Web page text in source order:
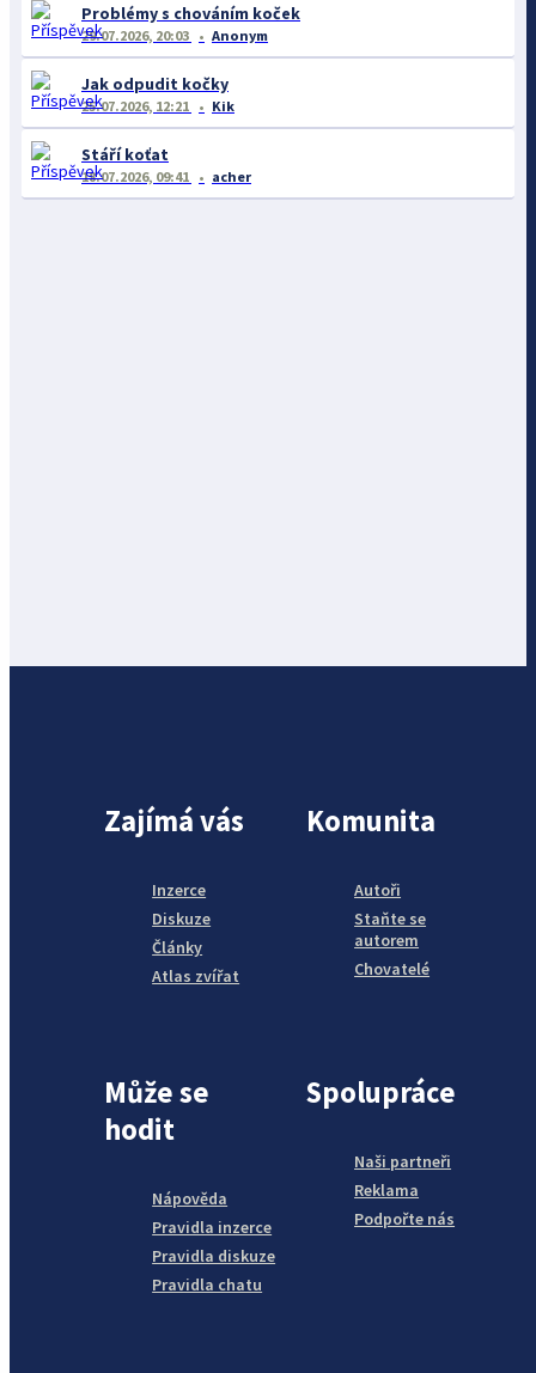
Problémy s chováním koček
29.07.2026, 20:03 Anonym
Jak odpudit kočky
25.07.2026, 12:21 Kik
Stáří koťat
18.07.2026, 09:41 acher
Zajímá vás
Inzerce
Diskuze
Články
Atlas zvířat
Komunita
Autoři
Staňte se
autorem
Chovatelé
Může se
hodit
Nápověda
Pravidla inzerce
Pravidla diskuze
Pravidla chatu
Spolupráce
Naši partneři
Reklama
Podpořte nás